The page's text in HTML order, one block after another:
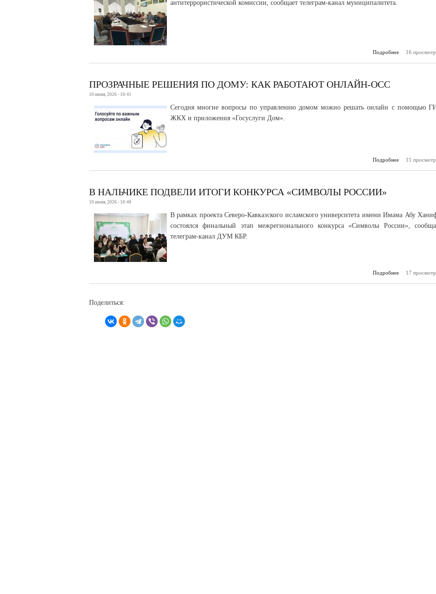
антитеррористической комиссии, сообщает телеграм-канал муниципалитета.
Подробнее
о В
16
ПРОЗРАЧНЫЕ РЕШЕНИЯ ПО ДОМУ: КАК РАБОТАЮТ ОНЛАЙН-ОСС
10 июня, 2026 - 10:41
Сегодня многие вопросы по управлению домом можно решать онлайн с помощью
ЖКХ и приложения «Госуслуги Дом».
Подробнее о Прозрачные
11
В НАЛЬЧИКЕ ПОДВЕЛИ ИТОГИ КОНКУРСА «СИМВОЛЫ РОССИИ»
10 июня, 2026 - 10:40
В рамках проекта Северо-Кавказского исламского университета имени Имама Абу
состоялся финальный этап межрегионального конкурса «Символы России»,
телеграм-канал ДУМ КБР.
Подробнее
о В Нальчике
17
Поделиться: